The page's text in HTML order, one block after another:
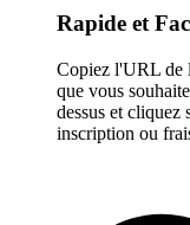
Rapide et
Copiez l'URL de
que vous
dessus et
inscription ou